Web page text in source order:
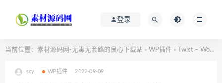
登录
当前位置： 素材源码网-无毒无套路的良心下载站 > WP插件 > Twist – Woocommerce商品幻灯片插件 – v3.3
scy WP插件 2022-09-09